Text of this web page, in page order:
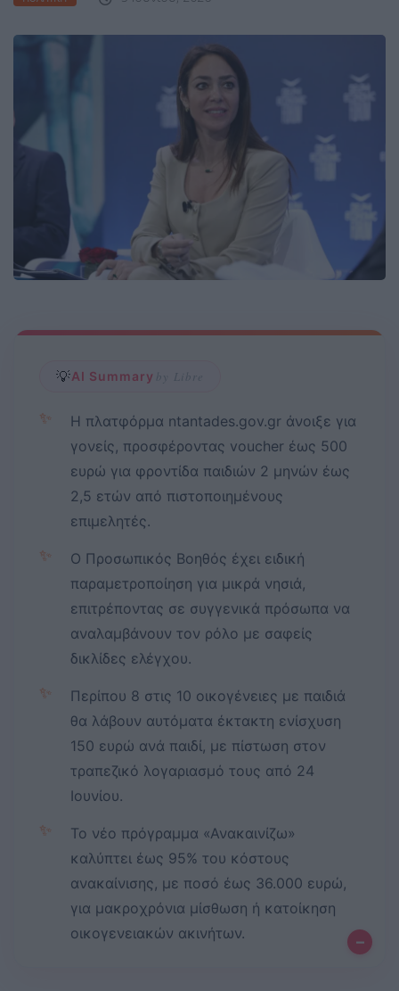
💡AI Summary by Libre
✨
Η πλατφόρμα ntantades.gov.gr άνοιξε για
γονείς, προσφέροντας voucher έως 500
ευρώ για φροντίδα παιδιών 2 μηνών έως
2,5 ετών από πιστοποιημένους
επιμελητές.
✨
Ο Προσωπικός Βοηθός έχει ειδική
παραμετροποίηση για μικρά νησιά,
επιτρέποντας σε συγγενικά πρόσωπα να
αναλαμβάνουν τον ρόλο με σαφείς
δικλίδες ελέγχου.
✨
Περίπου 8 στις 10 οικογένειες με παιδιά
θα λάβουν αυτόματα έκτακτη ενίσχυση
150 ευρώ ανά παιδί, με πίστωση στον
τραπεζικό λογαριασμό τους από 24
Ιουνίου.
✨
Το νέο πρόγραμμα «Ανακαινίζω»
καλύπτει έως 95% του κόστους
ανακαίνισης, με ποσό έως 36.000 ευρώ,
για μακροχρόνια μίσθωση ή κατοίκηση
οικογενειακών ακινήτων.
–